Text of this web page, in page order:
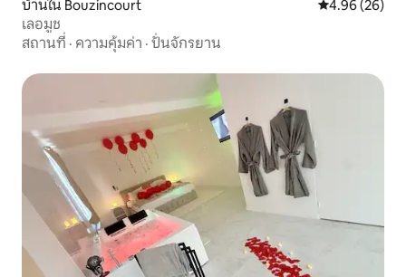
บ้านใน Bouzincourt คะแนนเฉลี่ย
4.96 (26)
เลอมูช
สถานที่ · ความคุ้มค่า · ปั่นจักรยาน